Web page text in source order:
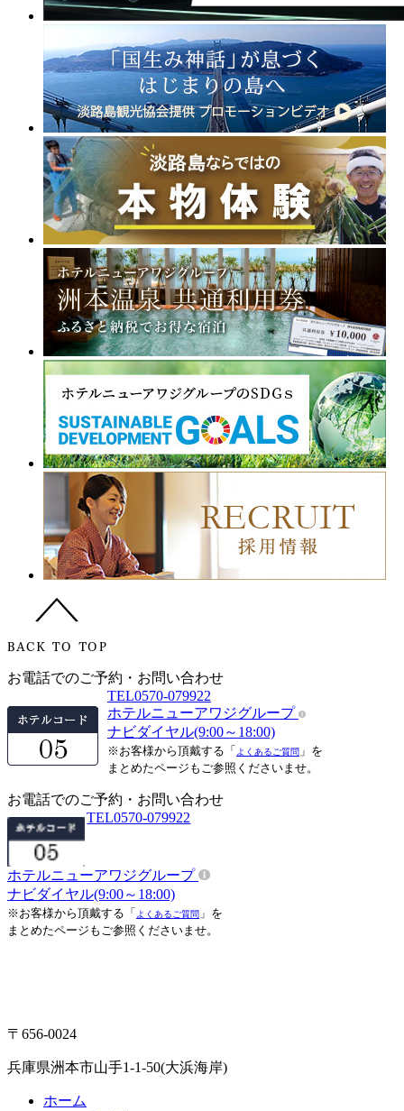
お電話でのご予約・お問い合わせ
TEL0570-079922
ホテルニューアワジグループ
ナビダイヤル(9:00～18:00)
※お客様から頂戴する「 よくあるご質問 」を
まとめたページもご参照くださいませ。
お電話でのご予約・お問い合わせ
TEL0570-079922
ホテルニューアワジグループ
ナビダイヤル(9:00～18:00)
※お客様から頂戴する「 よくあるご質問 」を
まとめたページもご参照くださいませ。
〒656-0024
兵庫県洲本市山手1-1-50(大浜海岸)
ホーム